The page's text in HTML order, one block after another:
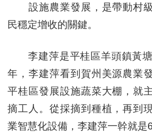
設施農業發展，是帶動村級
民穩定增收的關鍵。
李建萍是平桂區羊頭鎮黃塘
年，李建萍看到賀州美源農業
平桂區發展設施蔬菜大棚，就
摘工人。從採摘到種植，再到
業智慧化設備，李建萍一幹就是